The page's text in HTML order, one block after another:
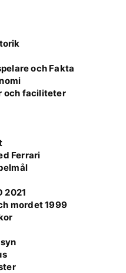
och Fakta
och faciliteter
Ferrari
2021
mordet 1999